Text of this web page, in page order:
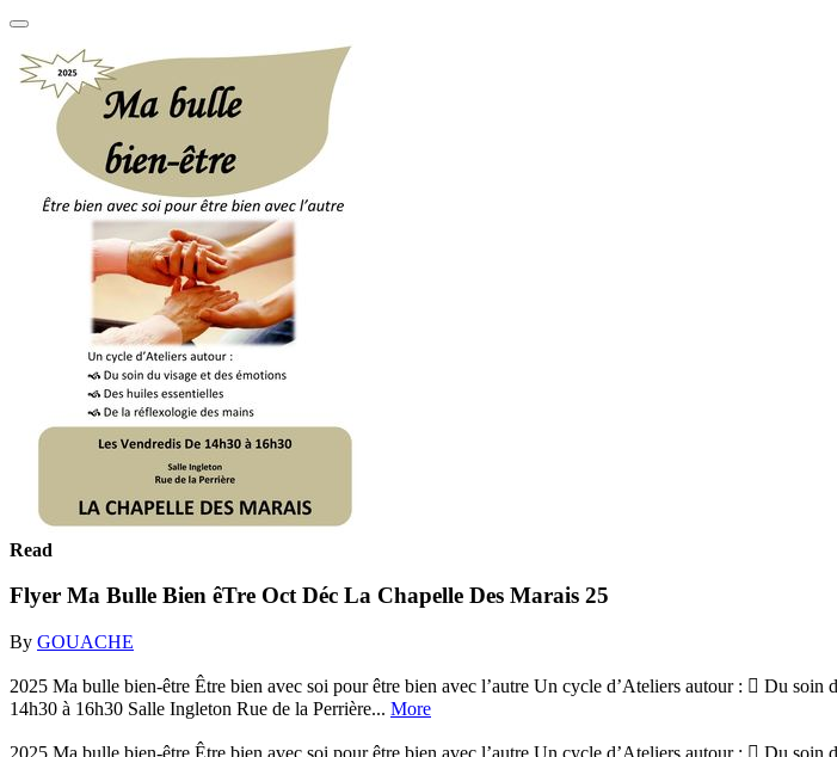
Read
Flyer Ma Bulle Bien êTre Oct Déc La Chapelle Des Marais 25
By GOUACHE
2025 Ma bulle bien-être Être bien avec soi pour être bien avec l’autre Un cycle d’Ateliers autour :  Du
14h30 à 16h30 Salle Ingleton Rue de la Perrière... More
2025 Ma bulle bien-être Être bien avec soi pour être bien avec l’autre Un cycle d’Ateliers autour :  Du